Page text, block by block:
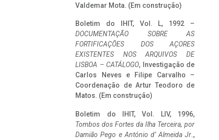
Valdemar Mota. (Em construção)
Boletim do IHIT, Vol. L, 1992 –
DOCUMENTAÇÃO SOBRE AS
FORTIFICAÇÕES DOS AÇORES
EXISTENTES NOS ARQUIVOS DE
LISBOA – CATÁLOGO, Investigação de
Carlos Neves e Filipe Carvalho –
Coordenação de Artur Teodoro de
Matos. (Em construção)
Boletim do IHIT, Vol. LIV, 1996,
Tombos dos Fortes da Ilha Terceira, por
Damião Pego e António d’ Almeida Jr.,